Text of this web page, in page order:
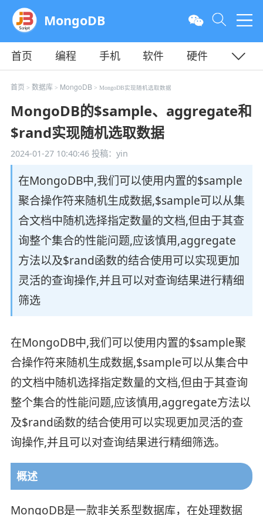
MongoDB
首页 编程 手机 软件
硬件
教程
平面 服务器
首页 > 数据库> MongoDB> MongoDB实现随机选取数据
MongoDB的$sample、aggregate和
$rand实现随机选取数据
2024-01-27 10:40:46投稿：yin
在MongoDB中,我们可以使用内置的$sample
聚合操作符来随机生成数据,$sample可以从集
合文档中随机选择指定数量的文档,但由于其查
询整个集合的性能问题,应该慎用,aggregate
方法以及$rand函数的结合使用可以实现更加
灵活的查询操作,并且可以对查询结果进行精细
筛选
在MongoDB中,我们可以使用内置的$sample聚
合操作符来随机生成数据,$sample可以从集合中
的文档中随机选择指定数量的文档,但由于其查询
整个集合的性能问题,应该慎用,aggregate方法以
及$rand函数的结合使用可以实现更加灵活的查
询操作,并且可以对查询结果进行精细筛选。
概述
MongoDB是一款非关系型数据库，在处理数据